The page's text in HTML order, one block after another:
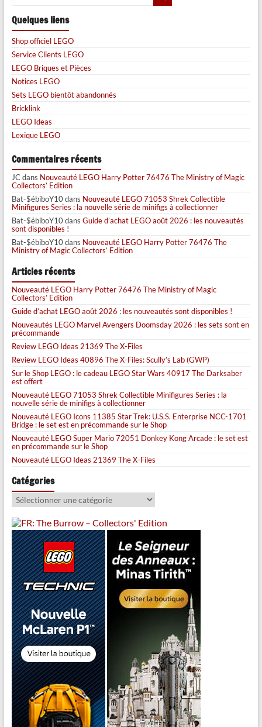
Quelques liens
Shop officiel LEGO
Service Clients LEGO
LEGO Briques et Pièces
Notices LEGO
Sets LEGO bientôt abandonnés
Bricklink
LEGO Ideas
Lexique LEGO
Commentaires récents
JCdans Nouveauté LEGO Harry Potter 76476 The Ministry of Magic
Collectors’ Edition
Bat-$ébiboY10dans Nouveauté LEGO 71053 Shrek Collectible
Minifigures Series : la nouvelle série de minifigs à collectionner
Bat-$ébiboY10dans Guide d’achat LEGO août 2026 : les nouveautés
sont disponibles !
Bat-$ébiboY10dans Nouveauté LEGO Harry Potter 76476 The
Ministry of Magic Collectors’ Edition
Articles récents
Nouveauté LEGO Harry Potter 76476 The Ministry of Magic
Collectors’ Edition
Guide d’achat LEGO août 2026 : les nouveautés sont disponibles !
Nouveautés LEGO Marvel Avengers Doomsday 2026 : les sets sont en
précommande
Review LEGO Ideas 21369 The X-Files
Review LEGO Ideas 40896 The X-Files: Scully’s Lab (GWP)
Sur le Shop LEGO : le cadeau LEGO Star Wars 40917 The Darksaber
est offert
Nouveauté LEGO 71053 Shrek Collectible Minifigures Series : la
nouvelle série de minifigs à collectionner
Nouveauté LEGO Icons 11385 Star Trek: U.S.S. Enterprise NCC-1701
Bridge : le set est en précommande sur le Shop
Nouveauté LEGO Super Mario 72051 Donkey Kong Arcade : le set est
en précommande sur le Shop
Nouveauté LEGO Ideas 21369 The X-Files
Catégories
Catégories